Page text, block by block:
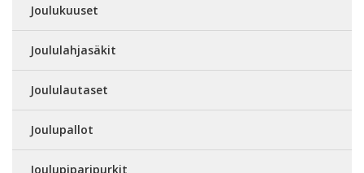
Joulukuuset
Joululahjasäkit
Joululautaset
Joulupallot
Joulupiparipurkit